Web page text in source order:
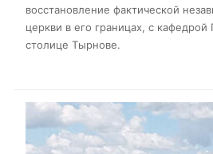
восстановление фактической
церкви в его границах, с кафедрой
столице Тырнове.